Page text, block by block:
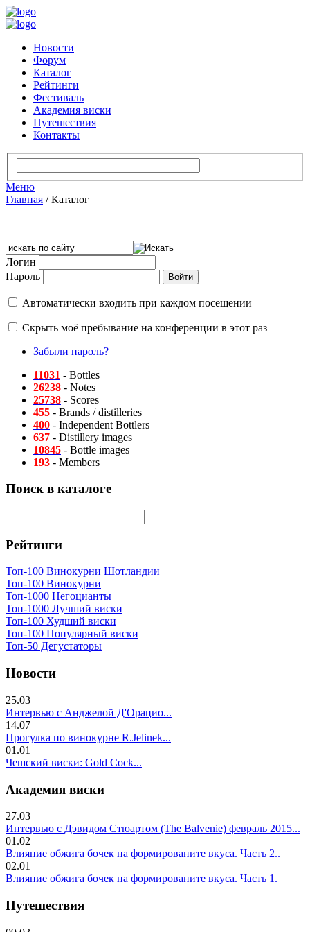
Новости
Форум
Каталог
Рейтинги
Фестиваль
Академия виски
Путешествия
Контакты
Меню
Главная /Каталог
Логин
Пароль
Автоматически входить при каждом посещении
Скрыть моё пребывание на конференции в этот раз
Забыли пароль?
11031 - Bottles
26238 - Notes
25738 - Scores
455 - Brands / distilleries
400 - Independent Bottlers
637 - Distillery images
10845 - Bottle images
193 - Members
Поиск в каталоге
Рейтинги
Топ-100 Винокурни Шотландии
Топ-100 Винокурни
Топ-1000 Негоцианты
Топ-1000 Лучший виски
Топ-100 Худший виски
Топ-100 Популярный виски
Топ-50 Дегустаторы
Новости
25.03
Интервью с Анджелой Д'Орацио...
14.07
Прогулка по винокурне R.Jelinek...
01.01
Чешский виски: Gold Cock...
Академия виски
27.03
Интервью с Дэвидом Стюартом (The Balvenie) февраль 2015...
01.02
Влияние обжига бочек на формированите вкуса. Часть 2..
02.01
Влияние обжига бочек на формированите вкуса. Часть 1.
Путешествия